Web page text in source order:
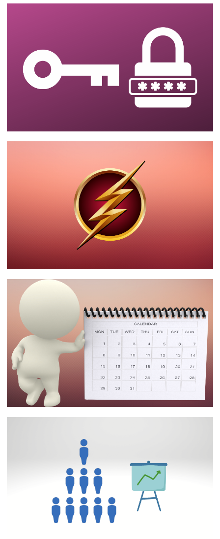
Analysis Services - Como monitorar o
processamento dos cubos pelo SQL
Server
14 de agosto de 2023
SQL Server - Como resetar e recuperar a
senha do catálogo do SSIS (master key
14 de agosto de 2023 2 min de leitura
SQL Server - Como gerar um script com
todos os índices do banco de dados
14 de agosto de 2023 8 min de leitura
SQL Server e Azure SQL - Como criar uma
tabela de calendário (dimensão de data)
utilizando SQL (Incluindo feriados)
11 de agosto de 2023